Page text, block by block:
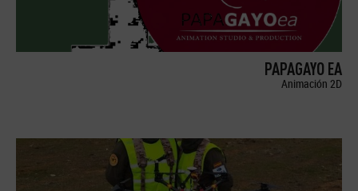
PAPAGAYO EA
Animación 2D